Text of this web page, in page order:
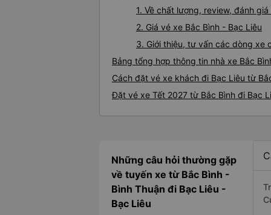
1. Về chất lượng, review, đánh
2. Giá vé xe Bắc Bình - Bạc Liêu
3. Giới thiệu, tư vấn các dòng xe
Bảng tổng hợp thông tin nhà xe Bắc
Cách đặt vé xe khách đi Bạc Liêu từ
Đặt vé xe Tết 2027 từ Bắc Bình đi Bạc
Những câu hỏi thường gặp
về tuyến xe từ Bắc Bình -
Bình Thuận đi Bạc Liêu -
Bạc Liêu